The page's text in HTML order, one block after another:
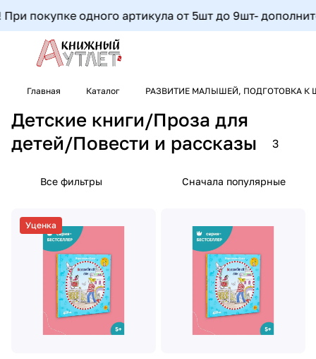
покупке одного артикула от 5шт до 9шт-
Главная Каталог РАЗВИТИЕ МАЛЫШЕЙ, ПОДГОТОВКА К
Детские книги/Проза для
детей/Повести и рассказы
3
Все фильтры Сначала популярные
Уценка